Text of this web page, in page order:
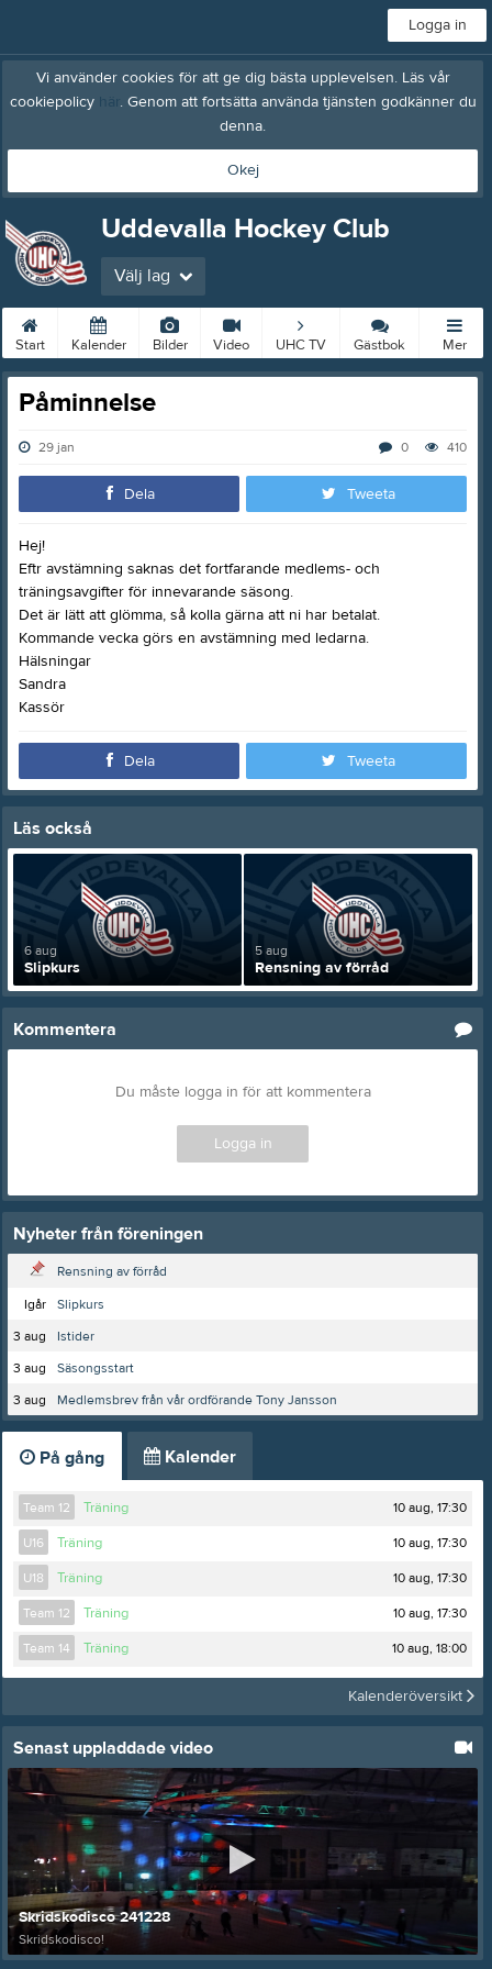
Logga in
Vi använder cookies för att ge dig bästa upplevelsen. Läs vår
cookiepolicy här. Genom att fortsätta använda tjänsten godkänner du
denna.
Okej
Uddevalla Hockey Club
Välj lag
Start Kalender Bilder Video UHC TV Gästbok Mer
Påminnelse
29 jan 410
0
Dela Tweeta
Hej!
Eftr avstämning saknas det fortfarande medlems- och
träningsavgifter för innevarande säsong.
Det är lätt att glömma, så kolla gärna att ni har betalat.
Kommande vecka görs en avstämning med ledarna.
Hälsningar
Sandra
Kassör
Dela Tweeta
Läs också
6 aug
Slipkurs
5 aug
Rensning av förråd
Kommentera
Du måste logga in för att kommentera
Logga in
Nyheter från föreningen
Rensning av förråd
Igår
Slipkurs
3 aug
Istider
3 aug
Säsongsstart
3 aug
Medlemsbrev från vår ordförande Tony Jansson
På gång Kalender
Team 12 Träning 10 aug, 17:30
U16 Träning 10 aug, 17:30
U18 Träning 10 aug, 17:30
Team 12 Träning 10 aug, 17:30
Team 14 Träning 10 aug, 18:00
Kalenderöversikt
Senast uppladdade video
Skridskodisco 241228
Skridskodisco!